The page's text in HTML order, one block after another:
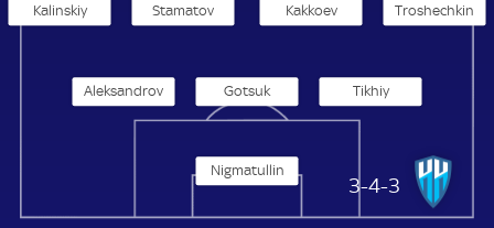
Nizhny Novgorod
3-4-3
Nigmatullin
Tikhiy
Gotsuk
Aleksandrov
Troshechkin
Kakkoev
Stamatov
Kalinskiy